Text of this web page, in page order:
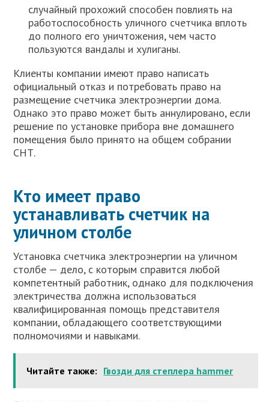
случайный прохожий способен повлиять на
работоспособность уличного счетчика вплоть
до полного его уничтожения, чем часто
пользуются вандалы и хулиганы.
Клиенты компании имеют право написать
официальный отказ и потребовать право на
размещение счетчика электроэнергии дома.
Однако это право может быть аннулировано, если
решение по установке прибора вне домашнего
помещения было принято на общем собрании
СНТ.
Кто имеет право
устанавливать счетчик на
уличном столбе
Установка счетчика электроэнергии на уличном
столбе — дело, с которым справится любой
компетентный работник, однако для подключения
электричества должна использоваться
квалифицированная помощь представителя
компании, обладающего соответствующими
полномочиями и навыками.
Читайте также: Гвозди для степлера hammer